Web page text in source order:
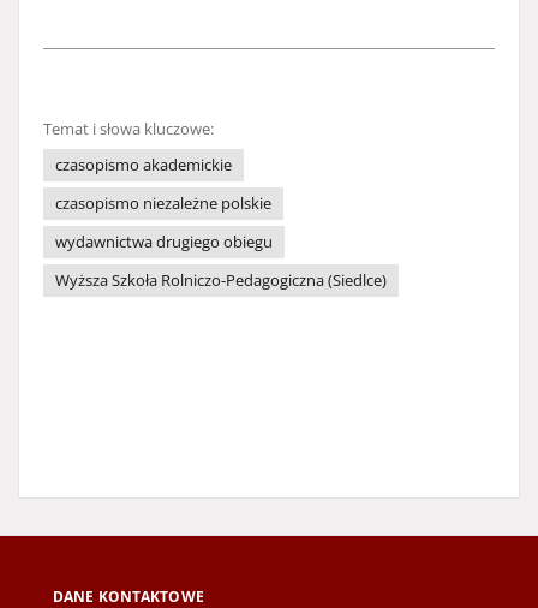
Temat i słowa kluczowe:
czasopismo akademickie
czasopismo niezależne polskie
wydawnictwa drugiego obiegu
Wyższa Szkoła Rolniczo-Pedagogiczna (Siedlce)
DANE KONTAKTOWE